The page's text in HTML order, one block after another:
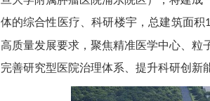
体的综合性医疗、科研楼宇，总建筑面积
高质量发展要求，聚焦精准医学中心、粒
完善研究型医院治理体系、提升科研创新